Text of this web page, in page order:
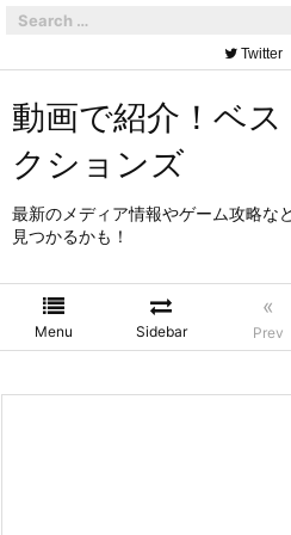
動画で紹介！ベ
クションズ
最新のメディア情報やゲーム攻略な
見つかるかも！
Menu Sidebar
«
Prev
Twitter